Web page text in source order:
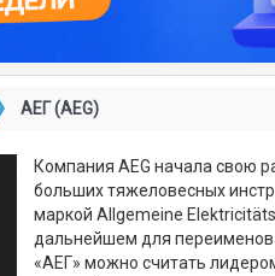
АЕГ (AEG)
Компания АEG начала свою
больших тяжеловесных
маркой Allgemeine
дальнейшем для
«АЕГ» можно считать